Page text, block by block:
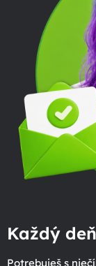
Každý
Potrebuješ s